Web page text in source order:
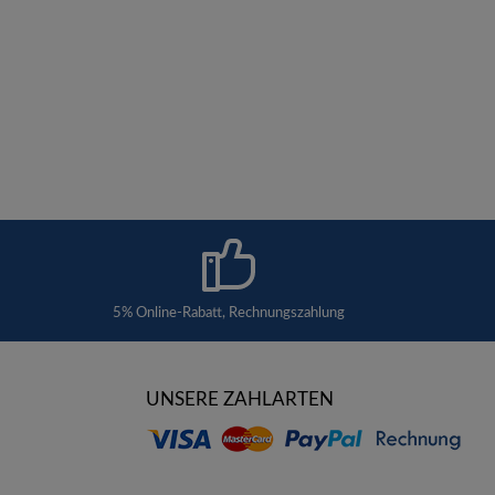
5% Online-Rabatt, Rechnungszahlung
UNSERE ZAHLARTEN